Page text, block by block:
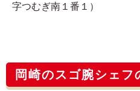
字つむぎ南１番１）
岡崎のスゴ腕シェフ